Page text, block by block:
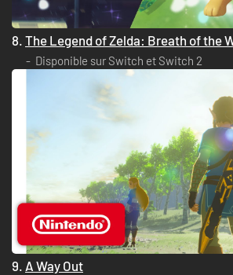
8. The Legend of Zelda: Breath of the
Disponible sur Switch et Switch 2
9. A Way Out